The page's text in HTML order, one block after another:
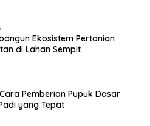
Ekosistem Pertanian
di Lahan Sempit
Pemberian Pupuk Dasar
yang Tepat